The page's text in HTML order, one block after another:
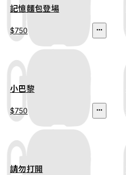
記憶麵包登場
$750
小巴黎
$750
請勿打開